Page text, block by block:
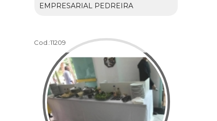
EMPRESARIAL PEDREIRA
Cod.:11209